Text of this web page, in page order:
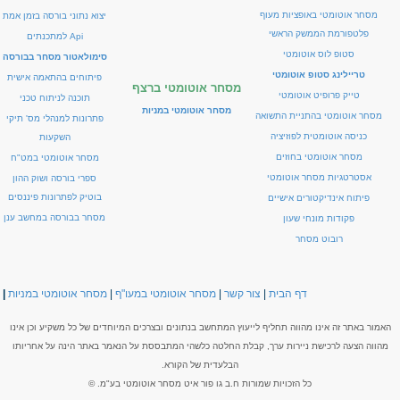
מסחר אוטומטי באופציות מעוף
פלטפורמת הממשק הראשי
סטופ לוס אוטומטי
טריילינג סטופ אוטומטי
טייק פרופיט אוטומטי
מסחר אוטומטי בהתניית התשואה
כניסה אוטומטית לפוזיציה
מסחר אוטומטי בחוזים
אסטרטגיות מסחר אוטומטי
פיתוח אינדיקטורים אישיים
פקודות מונחי שעון
רובוט מסחר
מסחר אוטומטי ברצף
מסחר אוטומטי במניות
יצוא נתוני בורסה בזמן אמת
Api למתכנתים
סימולאטור מסחר בבורסה
פיתוחים בהתאמה אישית
תוכנה לניתוח טכני
פתרונות למנהלי מס' תיקי
השקעות
מסחר אוטומטי במט"ח
ספרי בורסה ושוק ההון
בוטיק לפתרונות פיננסים
מסחר בבורסה במחשב ענן
דף הבית צור קשר מסחר אוטומטי במעו"ף מסחר אוטומטי במניות
האמור באתר זה אינו מהווה תחליף לייעוץ המתחשב בנתונים ובצרכים המיוחדים של כל משקיע וכן אינו
מהווה הצעה לרכישת ניירות ערך, קבלת החלטה כלשהי המתבססת על הנאמר באתר הינה על אחריותו
הבלעדית של הקורא.
כל הזכויות שמורות ח.ב גו פור איט מסחר אוטומטי בע"מ. ©
רובוט מסחר
יצוא נתוני זמן אמת
סימולאטור מסחר בבורסה
פיתוחים אישים - רובוטי מסחר
בוטיק לפתרונות תוכנה
דרישות מערכת המסחר
פתרונות למנהלי תיקים